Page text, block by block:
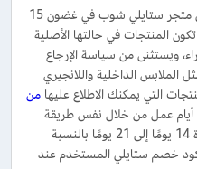
يمكنك إرجاع أو استبدال المنتجات من متجر ستايلي شوب في غضون 15
المنتجات في حالتها الأصلية
ويستثنى من سياسة الإرجاع
الملابس الداخلية واللانجيري
التي يمكنك الاطلاع عليها من
، ويتم استرداد المبلغ في غضون 7 أيام عمل من خلال نفس طريقة
الدفع المستخدمة، وقد تستغرق المدة 14 يومًا إلى 21 يومًا بالنسبة
خصم ستايلي المستخدم عند